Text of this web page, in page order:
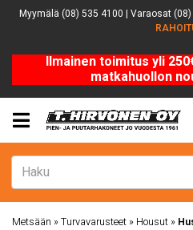
Myymälä (08) 535 4100 | Varaosat
Ilmainen toimitus yli
matkahuollon
Metsään »Turvavarusteet » Housut »